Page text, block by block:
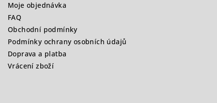
Moje objednávka
FAQ
Obchodní podmínky
Podmínky ochrany osobních údajů
Doprava a platba
Vrácení zboží